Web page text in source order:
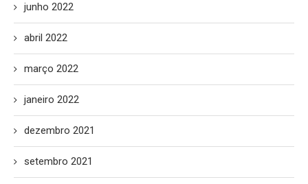
junho 2022
abril 2022
março 2022
janeiro 2022
dezembro 2021
setembro 2021